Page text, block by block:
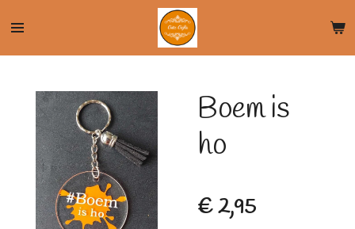
naar
hoofdinhoud
Boem is
ho
€ 2,95